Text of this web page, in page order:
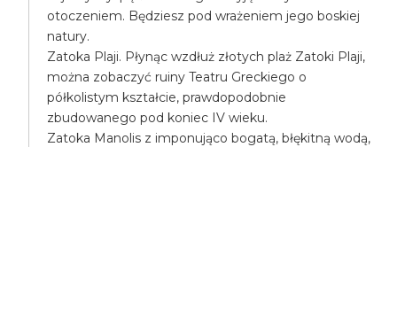
otoczeniem. Będziesz pod wrażeniem jego boskiej
natury.
Zatoka Plaji. Płynąc wzdłuż złotych plaż Zatoki Plaji,
można zobaczyć ruiny Teatru Greckiego o
półkolistym kształcie, prawdopodobnie
zbudowanego pod koniec IV wieku.
Zatoka Manolis z imponująco bogatą, błękitną wodą,